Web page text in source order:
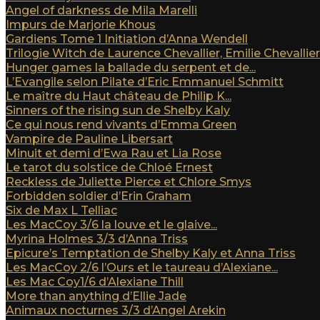
Angel of darkness de Mila Marelli
Impurs de Marjorie Khous
Gardiens Tome 1 Initiation d’Anna Wendell
Trilogie Witch de Laurence Chevallier, Emilie Chevallier
Hunger games la ballade du serpent et de...
L’Evangile selon Pilate d’Eric Emmanuel Schmitt
Le maître du Haut château de Philip K...
Sinners of the rising sun de Shelby Kaly
Ce qui nous rend vivants d’Emma Green
Vampire de Pauline Libersart
Minuit et demi d’Ewa Rau et Lia Rose
Le tarot du solstice de Chloé Ernest
Reckless de Juliette Pierce et Chlore Smys
Forbidden soldier d’Erin Graham
Six de Max L Telliac
Les MacCoy 3/6 la louve et le glaive...
Myrina Holmes 3/3 d’Anna Triss
Epicure’s Temptation de Shelby Kaly et Anna Triss
Les MacCoy 2/6 l’Ours et le taureau d’Alexiane...
Les Mac Coy1/6 d’Alexiane Thill
More than anything d’Ellie Jade
Animaux nocturnes 3/3 d’Angel Arekin